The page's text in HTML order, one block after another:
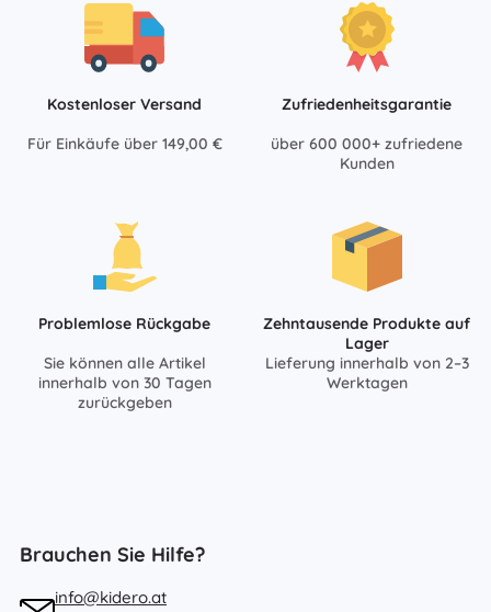
Kostenloser Versand
Für Einkäufe über 149,00 €
Zufriedenheitsgarantie
über 600 000+ zufriedene
Kunden
Problemlose Rückgabe
Sie können alle Artikel
innerhalb von 30 Tagen
zurückgeben
Zehntausende Produkte auf
Lager
Lieferung innerhalb von 2–3
Werktagen
Brauchen Sie Hilfe?
info@kidero.at